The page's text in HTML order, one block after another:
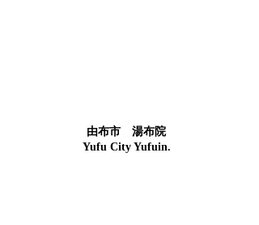
由布市 湯布院
Yufu City Yufuin.